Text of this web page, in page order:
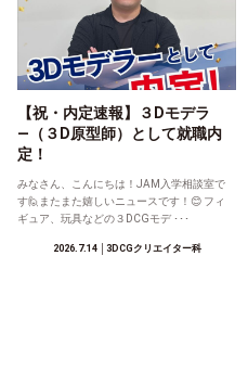
【祝・内定速報】３Dモデラ
―（３D原型師）として就職内
定！
みなさん、こんにちは！JAM入学相談室で
す🙋またまた嬉しいニュースです！😊 フィ
ギュア、玩具などの３DCGモデ ･･･
2026.7.14│3DCGクリエイター科